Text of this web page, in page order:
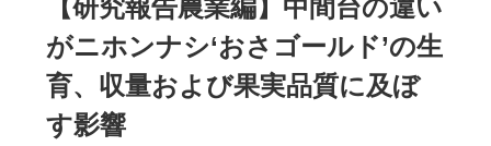
【研究報告農業編】中間台の違い
がニホンナシ‘おさゴールド’の生
育、収量および果実品質に及ぼ
す影響